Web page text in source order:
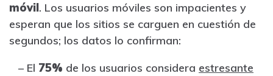
móvil. Los usuarios móviles son impacientes y
esperan que los sitios se carguen en cuestión de
segundos; los datos lo confirman:
– El 75% de los usuarios considera estresante